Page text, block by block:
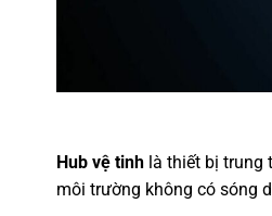
Hub vệ tinh là thiết bị trung
môi trường không có sóng